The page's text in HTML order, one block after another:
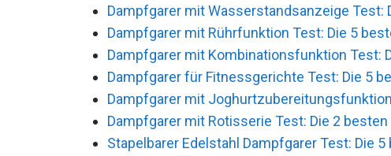
Dampfgarer mit Wasserstandsanzeige Test:
Dampfgarer mit Rührfunktion Test: Die 5
Dampfgarer mit Kombinationsfunktion Test:
Dampfgarer für Fitnessgerichte Test: Die 5
Dampfgarer mit
Dampfgarer mit Rotisserie Test: Die 2
Stapelbarer Edelstahl Dampfgarer Test: Die